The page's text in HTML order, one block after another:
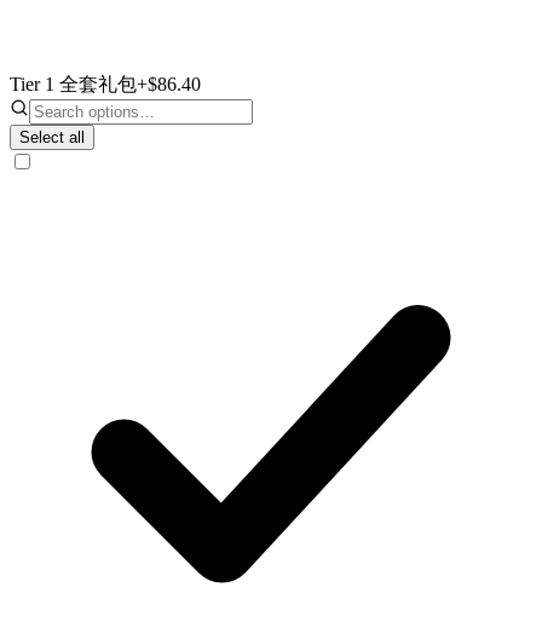
Tier 1 全套礼包+$86.40
Select all